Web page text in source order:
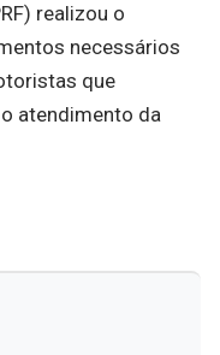
realizou o
necessários
que
atendimento da